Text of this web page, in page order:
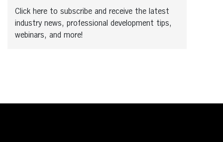
Click here to subscribe and receive the latest
industry news, professional development tips,
webinars, and more!